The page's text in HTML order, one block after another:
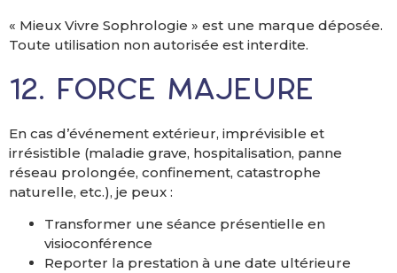
« Mieux Vivre Sophrologie » est une marque déposée.
Toute utilisation non autorisée est interdite.
12. Force majeure
En cas d’événement extérieur, imprévisible et
irrésistible (maladie grave, hospitalisation, panne
réseau prolongée, confinement, catastrophe
naturelle, etc.), je peux :
Transformer une séance présentielle en
visioconférence
Reporter la prestation à une date ultérieure